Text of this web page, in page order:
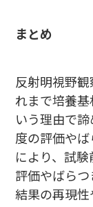
まとめ
反射明視野
れまで培養
いう理由で
度の評価や
により、試
評価やばら
結果の再現